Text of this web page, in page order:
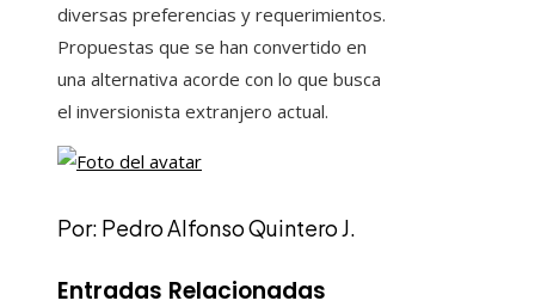
diversas preferencias y requerimientos.
Propuestas que se han convertido en
una alternativa acorde con lo que busca
el inversionista extranjero actual.
Por: Pedro Alfonso Quintero J.
Entradas Relacionadas